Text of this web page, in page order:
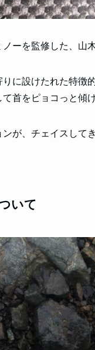
ーを監修した、山
りに設けたれた特徴
首をピョコっと傾
ンが、チェイスして
いて